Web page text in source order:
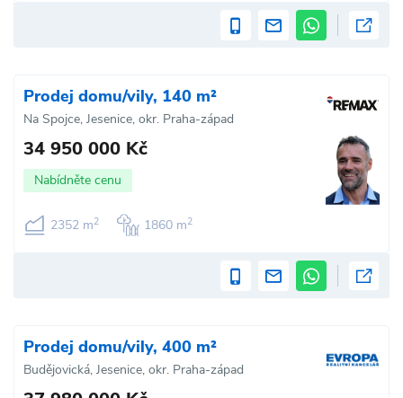
Prodej domu/vily, 140 m²
Na Spojce, Jesenice, okr. Praha-západ
34 950 000 Kč
Nabídněte cenu
2352 m2 1860 m2
Prodej domu/vily, 400 m²
Budějovická, Jesenice, okr. Praha-západ